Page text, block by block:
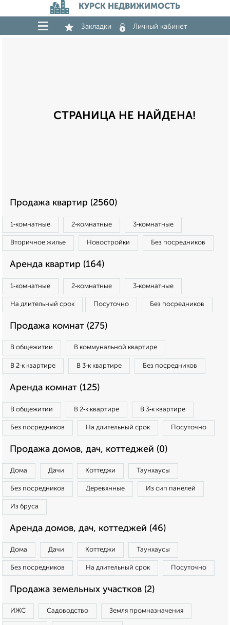
КУРСК НЕДВИЖИМОСТЬ
Закладки Личный кабинет
СТРАНИЦА НЕ НАЙДЕНА!
Продажа квартир (2560)
1‑комнатные 2‑комнатные 3‑комнатные
Вторичное жилье Новостройки Без посредников
Аренда квартир (164)
1‑комнатные 2‑комнатные 3‑комнатные
На длительный срок Посуточно Без посредников
Продажа комнат (275)
В общежитии В коммунальной квартире
В 2‑к квартире В 3‑к квартире Без посредников
Аренда комнат (125)
В общежитии В 2‑к квартире В 3‑к квартире
Без посредников На длительный срок Посуточно
Продажа домов, дач, коттеджей (0)
Дома Дачи Коттеджи Таунхаусы
Без посредников Деревянные Из сип панелей
Из бруса
Аренда домов, дач, коттеджей (46)
Дома Дачи Коттеджи Таунхаусы
Без посредников На длительный срок Посуточно
Продажа земельных участков (2)
ИЖС Садоводство Земля промназначения